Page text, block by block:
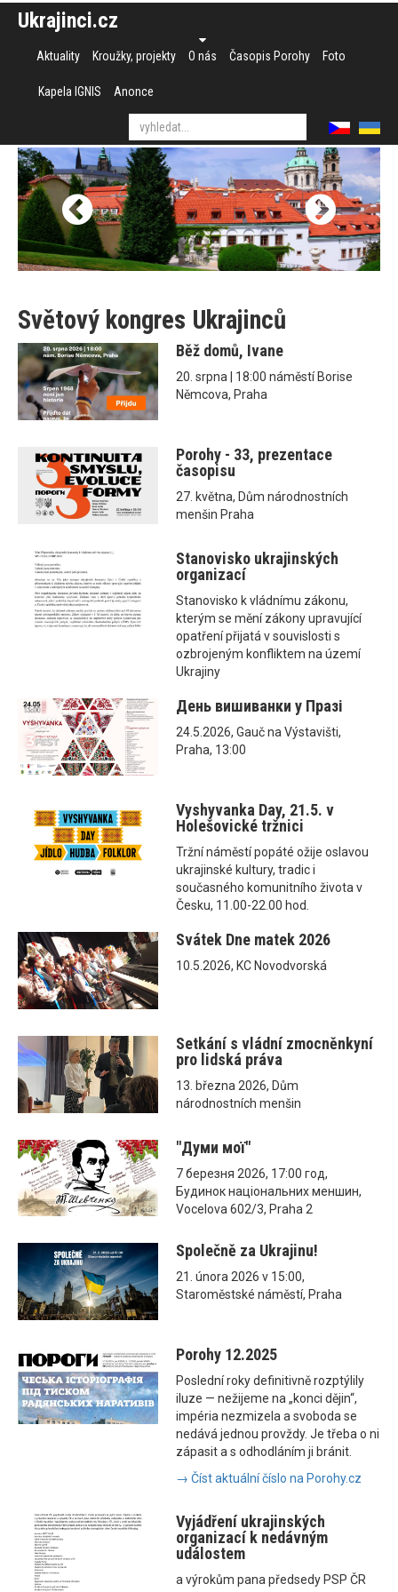
Ukrajinci.cz
Aktuality Kroužky, projekty O nás Časopis Porohy Foto
Kapela IGNIS Anonce
Světový kongres Ukrajinců
Běž domů, Ivane
20. srpna | 18:00 náměstí Borise
Němcova, Praha
Porohy - 33, prezentace
časopisu
27. května, Dům národnostních
menšin Praha
Stanovisko ukrajinských
organizací
Stanovisko k vládnímu zákonu,
kterým se mění zákony upravující
opatření přijatá v souvislosti s
ozbrojeným konfliktem na území
Ukrajiny
День вишиванки у Празі
24.5.2026, Gauč na Výstavišti,
Praha, 13:00
Vyshyvanka Day, 21.5. v
Holešovické tržnici
Tržní náměstí popáté ožije oslavou
ukrajinské kultury, tradic i
současného komunitního života v
Česku, 11.00-22.00 hod.
Svátek Dne matek 2026
10.5.2026, KC Novodvorská
Setkání s vládní zmocněnkyní
pro lidská práva
13. března 2026, Dům
národnostních menšin
"Думи мої"
7 березня 2026, 17:00 год,
Будинок національних меншин,
Vocelova 602/3, Praha 2
Společně za Ukrajinu!
21. února 2026 v 15:00,
Staroměstské náměstí, Praha
Porohy 12.2025
Poslední roky definitivně rozptýlily
iluze — nežijeme na „konci dějin“,
impéria nezmizela a svoboda se
nedává jednou provždy. Je třeba o ni
zápasit a s odhodláním ji bránit.
→ Číst aktuální číslo na Porohy.cz
Vyjádření ukrajinských
organizací k nedávným
událostem
a výrokům pana předsedy PSP ČR